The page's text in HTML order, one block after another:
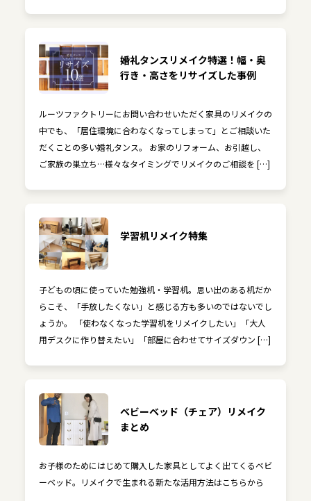
婚礼タンスリメイク特選！幅・奥
行き・高さをリサイズした事例
ルーツファクトリーにお問い合わせいただく家具のリメイクの
中でも、「居住環境に合わなくなってしまって」とご相談いた
だくことの多い婚礼タンス。 お家のリフォーム、お引越し、
ご家族の巣立ち…様々なタイミングでリメイクのご相談を […]
学習机リメイク特集
子どもの頃に使っていた勉強机・学習机。思い出のある机だか
らこそ、「手放したくない」と感じる方も多いのではないでし
ょうか。 「使わなくなった学習机をリメイクしたい」「大人
用デスクに作り替えたい」「部屋に合わせてサイズダウン […]
ベビーベッド（チェア）リメイク
まとめ
お子様のためにはじめて購入した家具としてよく出てくるベビ
ーベッド。リメイクで生まれる新たな活用方法はこちらから